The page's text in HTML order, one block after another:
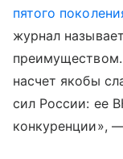
пятого
журнал
насчет якобы
сил России: ее
конкуренции»,